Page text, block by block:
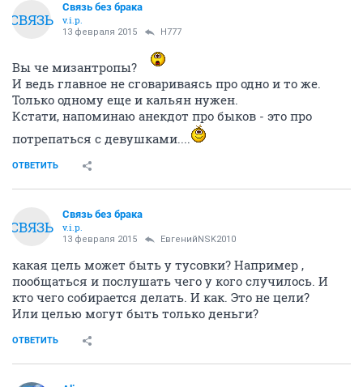
СВЯЗЬ
Связь без брака
v.i.p.
13 февраля 2015 H777
Вы че мизантропы?
И ведь главное не сговариваясь про одно и то же.
Только одному еще и кальян нужен.
Кстати, напоминаю анекдот про быков - это про
потрепаться с девушками....
ОТВЕТИТЬ
СВЯЗЬ
Связь без брака
v.i.p.
13 февраля 2015 ЕвгенийNSK2010
какая цель может быть у тусовки? Например ,
пообщаться и послушать чего у кого случилось. И
кто чего собирается делать. И как. Это не цели?
Или целью могут быть только деньги?
ОТВЕТИТЬ